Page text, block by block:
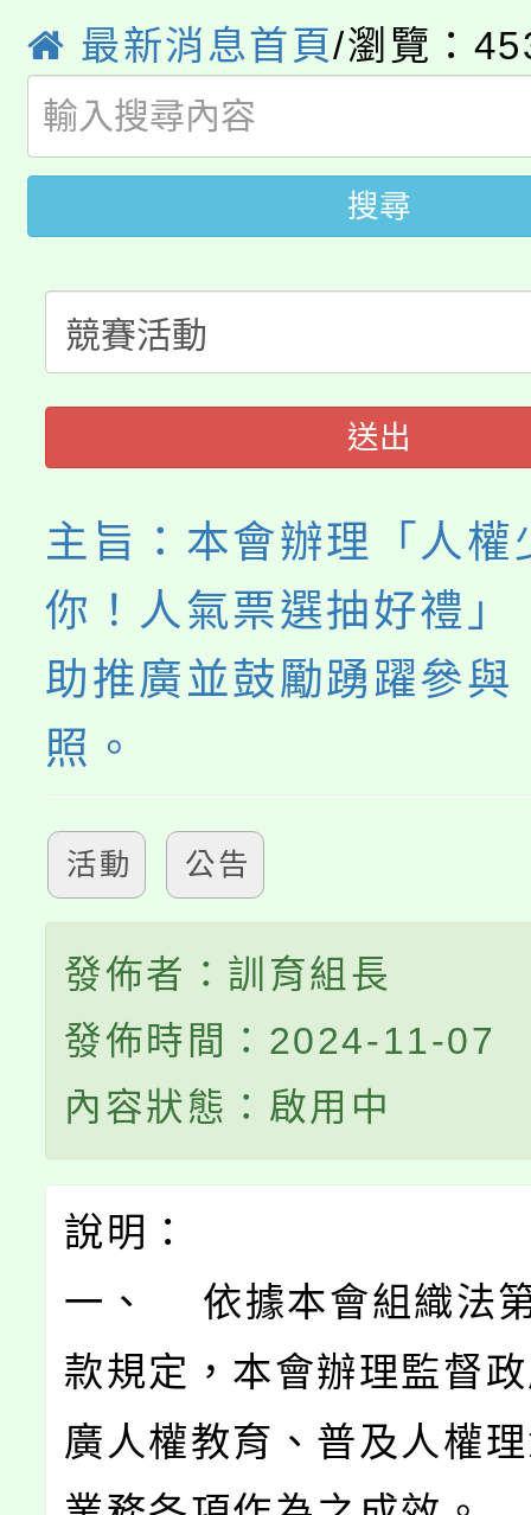
系所師生報名參加。
學籍身 分審查程序及
版
淨零綠領人才培育課程
公告本校115學年度第
代理(課)教師甄選結果(
「2026金融保險知識
車」活動
桃園市115學年度學生
生本土語及新住民語歌
公告本校115學年度第
代理(課)教師甄選結果(
公告本校115學年度第
代理(課)教師甄選結果(
轉知中國文化大學推廣
《TA101》溝通分析基
程，歡迎學生輔導中心
心理、諮商輔導、社會
系所師生報名參加。
最新消息首頁/瀏覽：
搜尋
送出
主旨：本會辦理「人權
你！人氣票選抽好禮」
助推廣並鼓勵踴躍參與
照。
活動 公告
發佈者：訓育組長
發佈時間：2024-11-07
內容狀態：啟用中
說明：
一、 依據本會組織法
款規定，本會辦理監督
廣人權教育、普及人權